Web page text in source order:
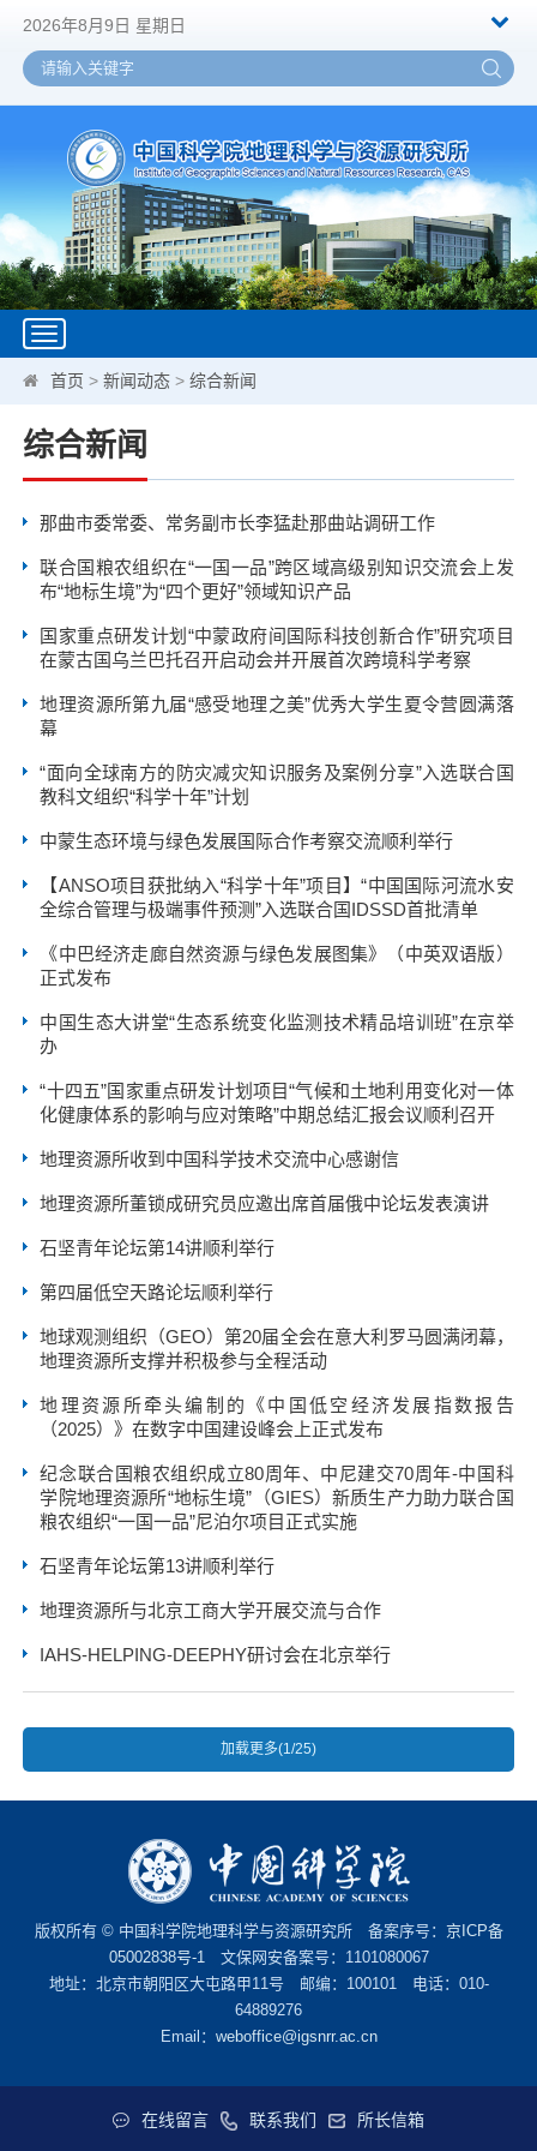
2026年8月9日 星期日
Toggle
navigation
首页 >新闻动态 >综合新闻
综合新闻
那曲市委常委、常务副市长李猛赴那曲站调研工作
联合国粮农组织在“一国一品”跨区域高级别知识交流会上发
布“地标生境”为“四个更好”领域知识产品
国家重点研发计划“中蒙政府间国际科技创新合作”研究项目
在蒙古国乌兰巴托召开启动会并开展首次跨境科学考察
地理资源所第九届“感受地理之美”优秀大学生夏令营圆满落
幕
“面向全球南方的防灾减灾知识服务及案例分享”入选联合国
教科文组织“科学十年”计划
中蒙生态环境与绿色发展国际合作考察交流顺利举行
【ANSO项目获批纳入“科学十年”项目】“中国国际河流水安
全综合管理与极端事件预测”入选联合国IDSSD首批清单
《中巴经济走廊自然资源与绿色发展图集》（中英双语版）
正式发布
中国生态大讲堂“生态系统变化监测技术精品培训班”在京举
办
“十四五”国家重点研发计划项目“气候和土地利用变化对一体
化健康体系的影响与应对策略”中期总结汇报会议顺利召开
地理资源所收到中国科学技术交流中心感谢信
地理资源所董锁成研究员应邀出席首届俄中论坛发表演讲
石坚青年论坛第14讲顺利举行
第四届低空天路论坛顺利举行
地球观测组织（GEO）第20届全会在意大利罗马圆满闭幕，
地理资源所支撑并积极参与全程活动
地理资源所牵头编制的《中国低空经济发展指数报告
（2025）》在数字中国建设峰会上正式发布
纪念联合国粮农组织成立80周年、中尼建交70周年-中国科
学院地理资源所“地标生境”（GIES）新质生产力助力联合国
粮农组织“一国一品”尼泊尔项目正式实施
石坚青年论坛第13讲顺利举行
地理资源所与北京工商大学开展交流与合作
IAHS-HELPING-DEEPHY研讨会在北京举行
加载更多(1/25)
版权所有 © 中国科学院地理科学与资源研究所 备案序号： 京ICP备
05002838号-1文保网安备案号：1101080067
地址：北京市朝阳区大屯路甲11号 邮编：100101 电话：010-
64889276
Email： weboffice@igsnrr.ac.cn
在线留言 联系我们 所长信箱